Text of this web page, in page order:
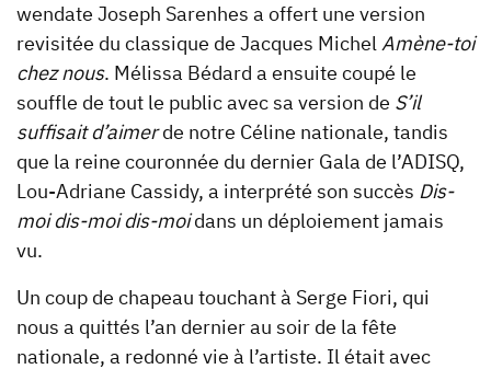
wendate Joseph Sarenhes a offert une version
revisitée du classique de Jacques MichelAmène-toi
chez nous. Mélissa Bédard a ensuite coupé le
souffle de tout le public avec sa version de S’il
suffisait d’aimerde notre Céline nationale, tandis
que la reine couronnée du dernier Gala de l’ADISQ,
Lou-Adriane Cassidy, a interprété son succès Dis-
moi dis-moi dis-moidans un déploiement jamais
vu.
Un coup de chapeau touchant à Serge Fiori, qui
nous a quittés l’an dernier au soir de la fête
nationale, a redonné vie à l’artiste. Il était avec